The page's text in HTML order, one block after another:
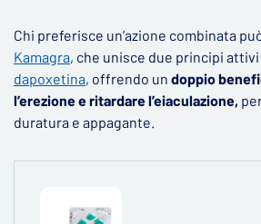
Chi preferisce un’azione combinata
Kamagra, che unisce due principi
dapoxetina, offrendo un doppio
l’erezione e ritardare l’eiaculazione,
duratura e appagante.